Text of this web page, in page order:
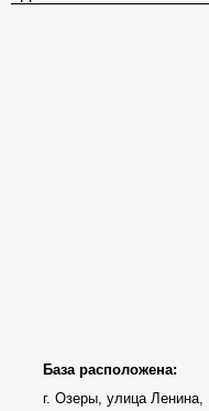
База расположена:
г. Озеры, улица Ленина,